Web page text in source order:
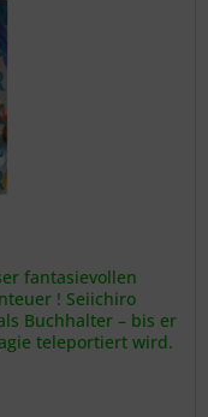
fantasievollen
! Seiichiro
Buchhalter – bis er
teleportiert wird.